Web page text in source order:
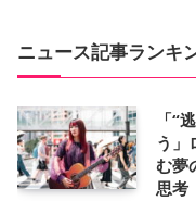
ニュース記事ランキ
「“
う」
む夢
思考